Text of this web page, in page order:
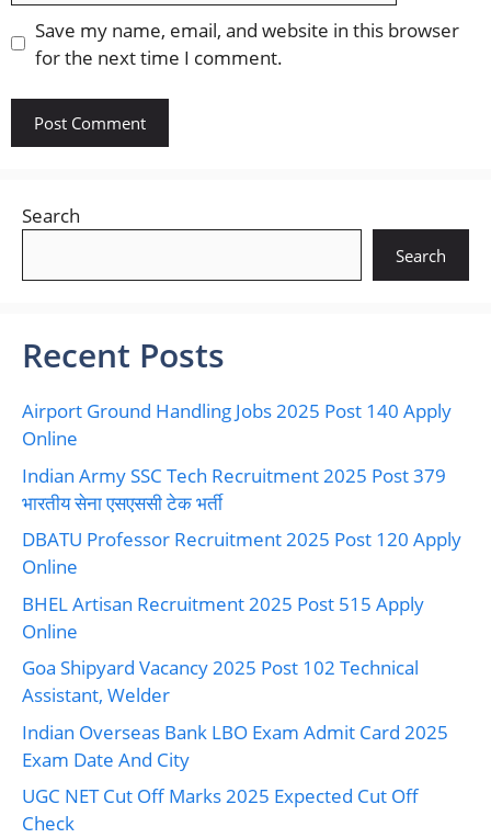
Save my name, email, and website in this browser
for the next time I comment.
Search
Search
Recent Posts
Airport Ground Handling Jobs 2025 Post 140 Apply
Online
Indian Army SSC Tech Recruitment 2025 Post 379
भारतीय सेना एसएससी टेक भर्ती
DBATU Professor Recruitment 2025 Post 120 Apply
Online
BHEL Artisan Recruitment 2025 Post 515 Apply
Online
Goa Shipyard Vacancy 2025 Post 102 Technical
Assistant, Welder
Indian Overseas Bank LBO Exam Admit Card 2025
Exam Date And City
UGC NET Cut Off Marks 2025 Expected Cut Off
Check